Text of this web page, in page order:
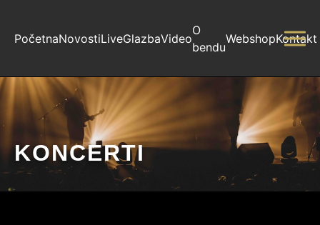
PočetnaNovostiLiveGlazbaVideo
O
bendu
WebshopKontakt
KONCERTI